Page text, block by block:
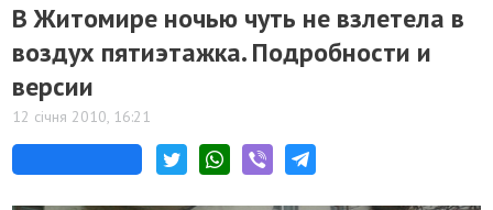
В Житомире ночью чуть не взлетела в
воздух пятиэтажка. Подробности и
версии
12 січня 2010, 16:21